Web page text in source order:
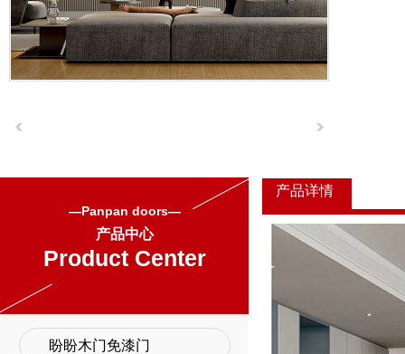
—Panpan doors—
产品中心
Product Center
盼盼木门免漆门
产品详情